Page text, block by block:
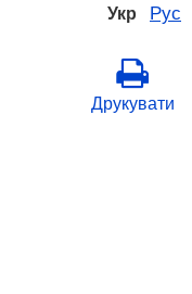
Укр Рус
Друкувати